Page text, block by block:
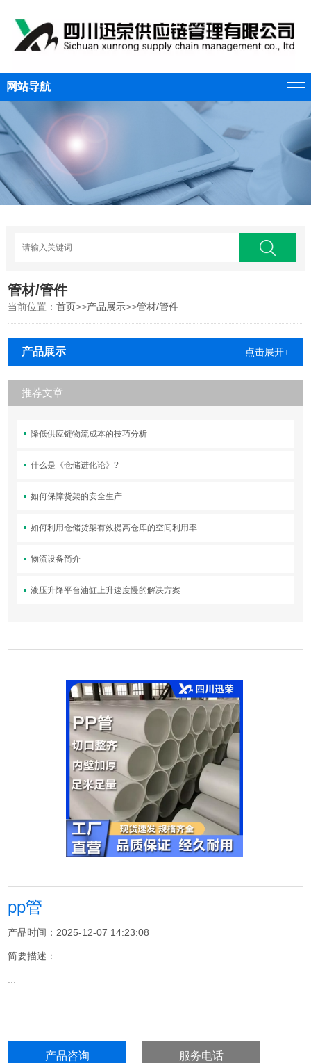
网站导航
管材/管件
当前位置：首页>>产品展示>>管材/管件
产品展示 点击展开+
推荐文章
降低供应链物流成本的技巧分析
什么是《仓储进化论》?
如何保障货架的安全生产
如何利用仓储货架有效提高仓库的空间利用率
物流设备简介
液压升降平台油缸上升速度慢的解决方案
pp管
产品时间：2025-12-07 14:23:08
简要描述：
...
产品咨询 服务电话